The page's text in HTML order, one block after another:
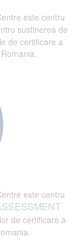
este centru
sustinerea de
de certificare a
este centru
de certificare a